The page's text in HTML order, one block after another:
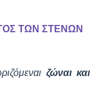
ΤΩΝ ΣΤΕΝΩΝ
ζώναι και